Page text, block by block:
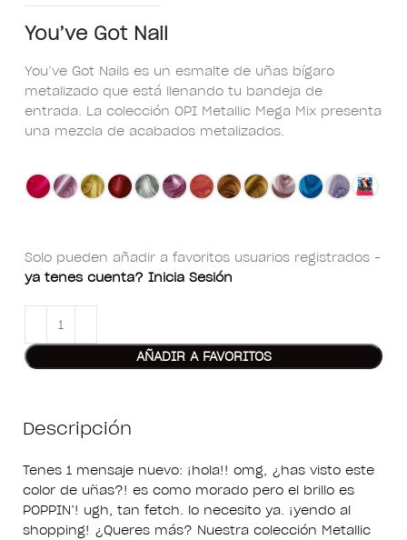
You’ve Got Nail
You’ve Got Nails es un esmalte de uñas bígaro
metalizado que está llenando tu bandeja de
entrada. La colección OPI Metallic Mega Mix presenta
una mezcla de acabados metalizados.
Solo pueden añadir a favoritos usuarios registrados -
ya tenes cuenta? Inicia Sesión
AÑADIR A FAVORITOS
Descripción
Tenes 1 mensaje nuevo: ¡hola!! omg, ¿has visto este
color de uñas?! es como morado pero el brillo es
POPPIN’! ugh, tan fetch. lo necesito ya. ¡yendo al
shopping! ¿Queres más? Nuestra colección Metallic